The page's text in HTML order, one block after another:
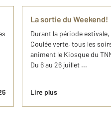
La sortie du Weekend!
Durant la période
Coulée verte, tous les
animent le Kiosque du
Du 6 au 26 juillet ...
Lire plus